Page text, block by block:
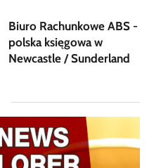
Biuro Rachunkowe ABS -
polska księgowa w
Newcastle / Sunderland